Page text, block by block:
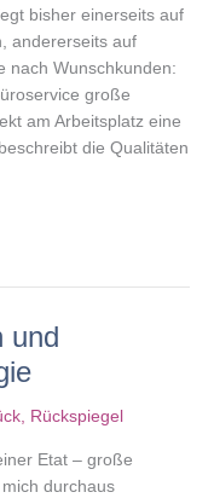
bisher einerseits auf
andererseits auf
nach Wunschkunden:
große
am Arbeitsplatz eine
die Qualitäten
und
, Rückspiegel
Etat – große
durchaus